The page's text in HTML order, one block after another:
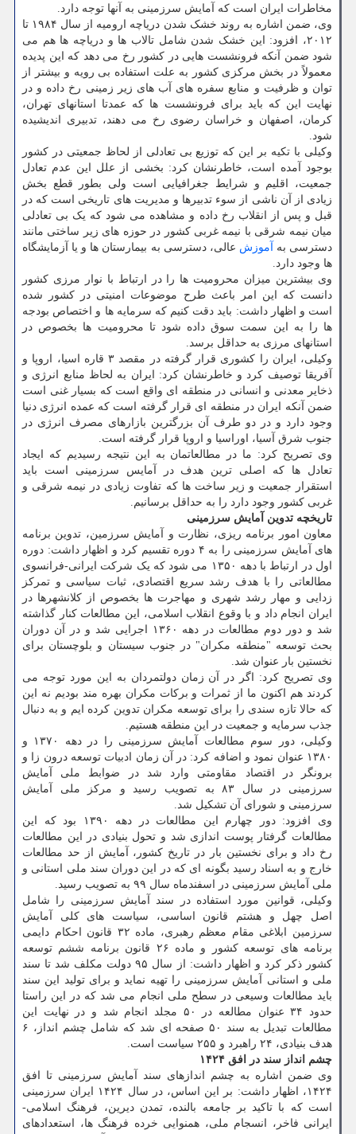
مخاطرات ایران است که آمایش سرزمینی به آنها توجه دارد.
وی، ضمن اشاره به روند خشک شدن دریاچه ارومیه از سال ۱۹۸۴ تا
۲۰۱۲، افزود: این خشک شدن شامل تالاب ها و دریاچه ها هم می
شود ضمن آنکه فرونشست هایی در کشور رخ می دهد که این پدیده
معمولاً در بخش مرکزی کشور به علت استفاده بی رویه و بیشتر از
توان و ظرفیت و منابع سفره های آب های زیر زمینی رخ داده و در
نهایت این که باید برای فرونشست ها که عمدتا استانهای تهران،
کرمان، اصفهان و خراسان رضوی رخ می دهند، تدبیری اندیشیده
شود.
وکیلی با تکیه بر این که توزیع بی تعادلی از لحاظ جمعیتی در کشور
بوجود آمده است، خاطرنشان کرد: بخشی از علل این عدم تعادل
جمعیت، اقلیم و شرایط جغرافیایی است ولی بطور قطع بخش
زیادی از آن ناشی از سوء تدبیرها و مدیریت های تاریخی است که در
قبل و پس از انقلاب رخ داده و مشاهده می شود که یک بی تعادلی
میان نیمه شرقی با نیمه غربی کشور در حوزه های زیر ساختی مانند
دسترسی به
آموزش عالی، دسترسی به بیمارستان ها و یا آزمایشگاه
ها وجود دارد.
وی بیشترین میزان محرومیت ها را در ارتباط با نوار مرزی کشور
دانست که این امر باعث طرح موضوعات امنیتی در کشور شده
است و اظهار داشت: باید دقت کنیم که سرمایه ها و اختصاص بودجه
ها را به این سمت سوق داده شود تا محرومیت ها بخصوص در
استانهای مرزی به حداقل برسد.
وکیلی، ایران را کشوری قرار گرفته در مقصد ۳ قاره اسیا، اروپا و
آفریقا توصیف کرد و خاطرنشان کرد: ایران به لحاظ منابع انرژی و
ذخایر معدنی و انسانی در منطقه ای واقع است که بسیار غنی است
ضمن آنکه ایران در منطقه ای قرار گرفته است که عمده انرژی دنیا
وجود دارد و در دو طرف آن بزرگترین بازارهای مصرف انرژی در
جنوب شرق آسیا، اوراسیا و اروپا قرار گرفته است.
وی تصریح کرد: ما در مطالعاتمان به این نتیجه رسیدیم که ایجاد
تعادل ها که اصلی ترین هدف در آمایس سرزمینی است باید
استقرار جمعیت و زیر ساخت ها که تفاوت زیادی در نیمه شرقی و
غربی کشور وجود دارد را به حداقل برسانیم.
تاریخچه تدوین آمایش سرزمینی
معاون امور برنامه ریزی، نظارت و آمایش سرزمین، تدوین برنامه
های آمایش سرزمینی را به ۴ دوره تقسیم کرد و اظهار داشت: دوره
اول در ارتباط با دهه ۱۳۵۰ می شود که یک شرکت ایرانی-فرانسوی
مطالعاتی را با هدف رشد سریع اقتصادی، ثبات سیاسی و تمرکز
زدایی و مهار رشد شهری و مهاجرت ها بخصوص از کلانشهرها در
ایران انجام داد و با وقوع انقلاب اسلامی، این مطالعات کنار گذاشته
شد و دور دوم مطالعات در دهه ۱۳۶۰ اجرایی شد و در آن دوران
بحث توسعه "منطقه مکران" در جنوب سیستان و بلوچستان برای
نخستین بار عنوان شد.
وی تصریح کرد: اگر در آن زمان دولتمردان به این مورد توجه می
کردند هم اکنون ما از ثمرات و برکات مکران بهره مند بودیم نه این
که حالا تازه سندی را برای توسعه مکران تدوین کرده ایم و به دنبال
جذب سرمایه و جمعیت در این منطقه هستیم.
وکیلی، دور سوم مطالعات آمایش سرزمینی را در دهه ۱۳۷۰ و
۱۳۸۰ عنوان نمود و اضافه کرد: در آن زمان ادبیات توسعه درون زا و
برونگر در اقتصاد مقاومتی وارد شد در ضوابط ملی آمایش
سرزمینی در سال ۸۳ به تصویب رسید و مرکز ملی آمایش
سرزمینی و شورای آن تشکیل شد.
وی افزود: دور چهارم این مطالعات در دهه ۱۳۹۰ بود که این
مطالعات گرفتار پوست اندازی شد و تحول بنیادی در این مطالعات
رخ داد و برای نخستین بار در تاریخ کشور، آمایش از حد مطالعات
خارج و به اسناد رسید بگونه ای که در این دوران سند ملی استانی و
ملی آمایش سرزمینی در اسفندماه سال ۹۹ به تصویب رسید.
وکیلی، قوانین مورد استفاده در سند آمایش سرزمینی را شامل
اصل چهل و هشتم قانون اساسی، سیاست های کلی آمایش
سرزمین ابلاغی مقام معظم رهبری، ماده ۳۲ قانون احکام دایمی
برنامه های توسعه کشور و ماده ۲۶ قانون برنامه ششم توسعه
کشور ذکر کرد و اظهار داشت: از سال ۹۵ دولت مکلف شد تا سند
ملی و استانی آمایش سرزمینی را تهیه نماید و برای تولید این سند
باید مطالعات وسیعی در سطح ملی انجام می شد که در این راستا
حدود ۳۴ عنوان مطالعه در ۵۰ مجلد انجام شد و در نهایت این
مطالعات تبدیل به سند ۵۰ صفحه ای شد که شامل چشم انداز، ۶
هدف بنیادی، ۲۴ راهبرد و ۲۵۵ سیاست است.
چشم انداز سند در افق ۱۴۲۴
وی ضمن اشاره به چشم اندازهای سند آمایش سرزمینی تا افق
۱۴۲۴، اظهار داشت: بر این اساس، در سال ۱۴۲۴ ایران سرزمینی
است که با تاکید بر جامعه بالنده، تمدن دیرین، فرهنگ اسلامی-
ایرانی فاخر، انسجام ملی، همنوایی خرده فرهنگ ها، استعدادهای